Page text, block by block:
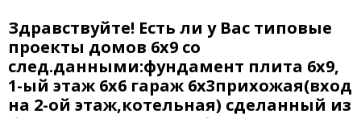
Здравствуйте! Есть ли у Вас типовые
проекты домов 6х9 со
след.данными:фундамент плита 6х9,
1-ый этаж 6х6 гараж 6х3прихожая(вход
на 2-ой этаж,котельная) сделанный из